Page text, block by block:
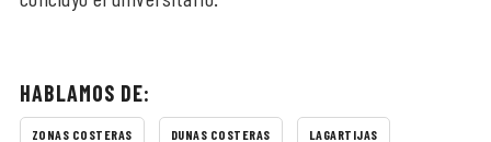
HABLAMOS DE:
ZONAS COSTERAS DUNAS COSTERAS LAGARTIJAS